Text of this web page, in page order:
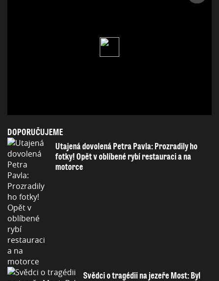
DOPORUČUJEME
Utajená dovolená Petra Pavla: Prozradily ho
fotky! Opět v oblíbené rybí restauraci a na
motorce
Svědci o tragédii na jezeře Most: Byl